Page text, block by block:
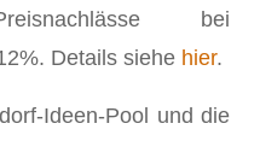
bei
Details siehe hier.
Ideen-Pool und die